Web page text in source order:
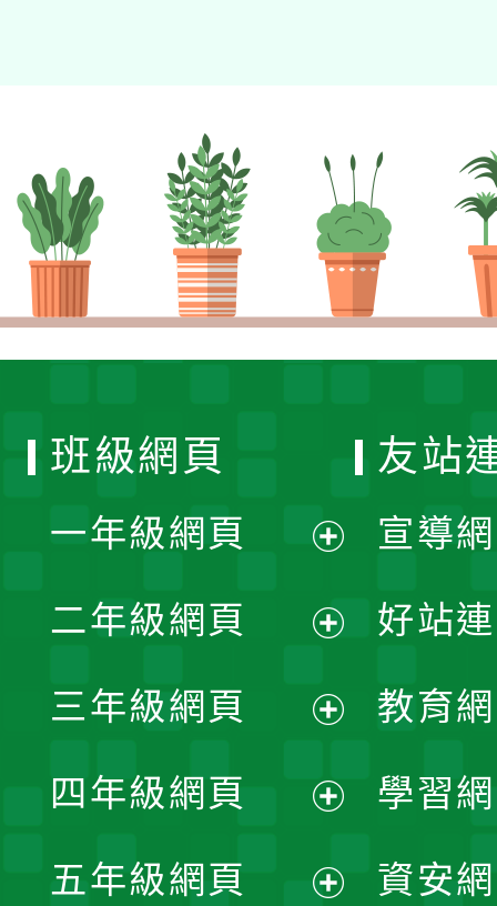
班級網頁
一年級網頁
開
選
單
二年級網頁
開
選
單
三年級網頁
開
選
四年級網頁
五年級網頁
友站
宣導
好站
教育
學習
資安